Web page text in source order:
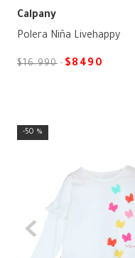
Calpany
Polera Niña Livehappy
$16.990 $8490
50 %